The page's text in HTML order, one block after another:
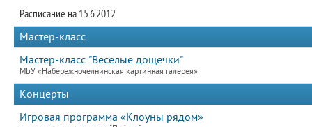
Расписание на 15.6.2012
Мастер-класс
Мастер-класс "Веселые дощечки"
МБУ «Набережночелнинская картинная галерея»
Концерты
Игровая программа «Клоуны рядом»